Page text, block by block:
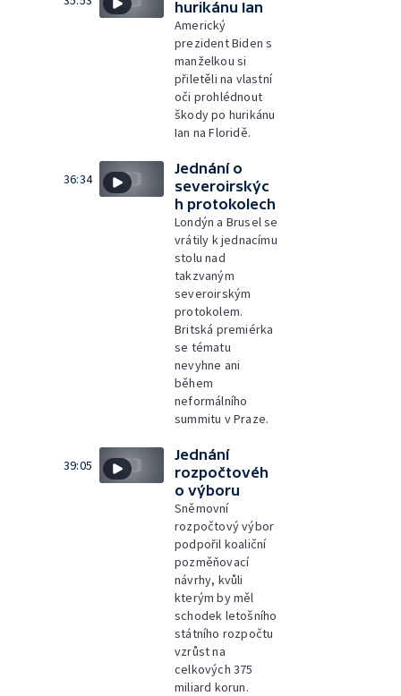
hurikánu Ian
Americký
prezident Biden s
manželkou si
přiletěli na vlastní
oči prohlédnout
škody po hurikánu
Ian na Floridě.
36:34
Jednání o
severoirskýc
h protokolech
Londýn a Brusel se
vrátily k jednacímu
stolu nad
takzvaným
severoirským
protokolem.
Britská premiérka
se tématu
nevyhne ani
během
neformálního
summitu v Praze.
39:05
Jednání
rozpočtovéh
o výboru
Sněmovní
rozpočtový výbor
podpořil koaliční
pozměňovací
návrhy, kvůli
kterým by měl
schodek letošního
státního rozpočtu
vzrůst na
celkových 375
miliard korun.